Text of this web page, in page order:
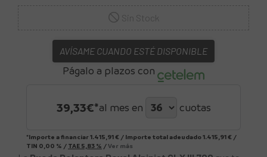
AVÍSAME CUANDO ESTÉ DISPONIBLE
Págalo a plazos con
39,33€*al mes en cuotas
*Importe a financiar1.415,91 € / Importe total adeudado1.415,91 € /
TIN 0,00 % / TAE 5,83 % /Ver más